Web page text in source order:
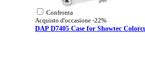
Confronta
Acquisto d'occasione -22%
DAP D7405 Case for Showtec